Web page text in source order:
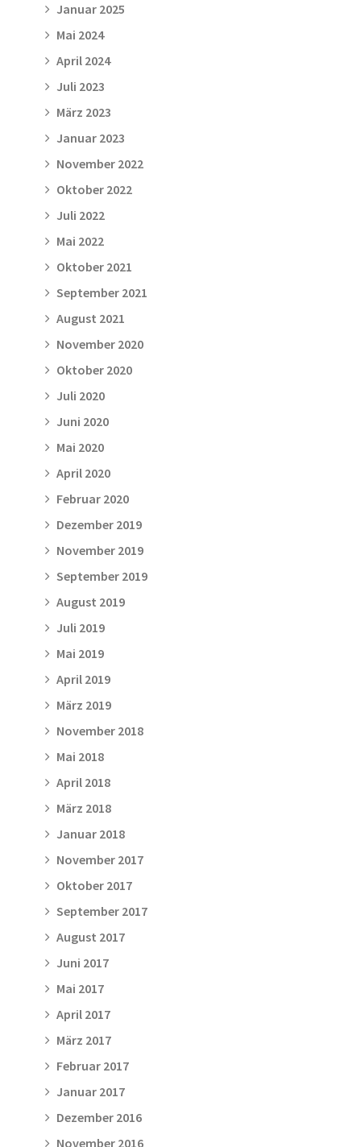
Januar 2025
Mai 2024
April 2024
Juli 2023
März 2023
Januar 2023
November 2022
Oktober 2022
Juli 2022
Mai 2022
Oktober 2021
September 2021
August 2021
November 2020
Oktober 2020
Juli 2020
Juni 2020
Mai 2020
April 2020
Februar 2020
Dezember 2019
November 2019
September 2019
August 2019
Juli 2019
Mai 2019
April 2019
März 2019
November 2018
Mai 2018
April 2018
März 2018
Januar 2018
November 2017
Oktober 2017
September 2017
August 2017
Juni 2017
Mai 2017
April 2017
März 2017
Februar 2017
Januar 2017
Dezember 2016
November 2016